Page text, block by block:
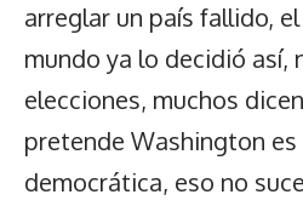
arreglar un país fallido,
mundo ya lo decidió así,
elecciones, muchos
pretende Washington
democrática, eso no